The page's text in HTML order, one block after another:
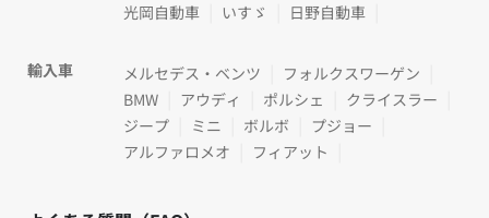
光岡自動車
いすゞ 日野自動車
輸入車 メルセデス・ベンツ
フォルクスワーゲン
BMW
アウディ ポルシェ
クライスラー
ジープ
ミニ ボルボ
プジョー
アルファロメオ
フィアット